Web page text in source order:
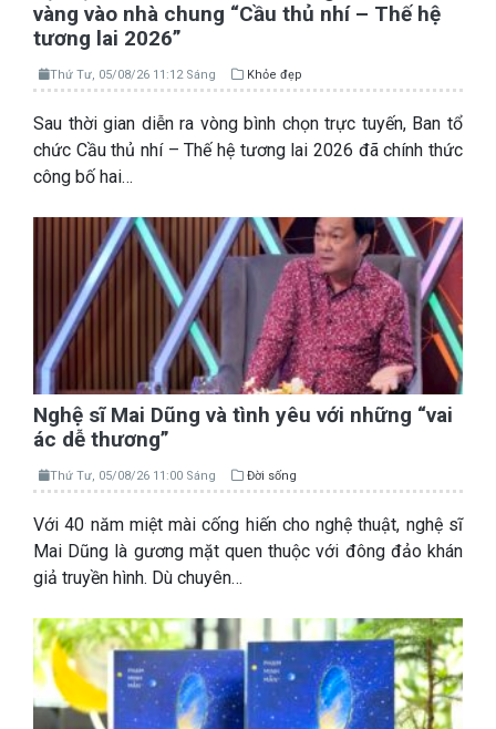
vàng vào nhà chung “Cầu thủ nhí – Thế hệ
tương lai 2026”
Thứ Tư, 05/08/26 11:12 Sáng Khỏe đẹp
Sau thời gian diễn ra vòng bình chọn trực tuyến, Ban tổ
chức Cầu thủ nhí – Thế hệ tương lai 2026 đã chính thức
công bố hai…
Nghệ sĩ Mai Dũng và tình yêu với những “vai
ác dễ thương”
Thứ Tư, 05/08/26 11:00 Sáng Đời sống
Với 40 năm miệt mài cống hiến cho nghệ thuật, nghệ sĩ
Mai Dũng là gương mặt quen thuộc với đông đảo khán
giả truyền hình. Dù chuyên…